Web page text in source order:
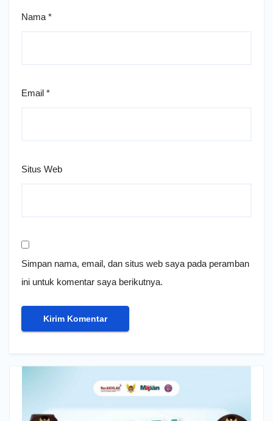
Nama *
Email *
Situs Web
Simpan nama, email, dan situs web saya pada peramban
ini untuk komentar saya berikutnya.